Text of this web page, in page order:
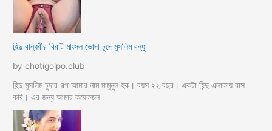
হিন্দু বান্ধবীর বিরাট মাংসল ভোদা চুদে মুসলিম বন্ধু
by chotigolpo.club
হিন্দু মুসলিম চুদার গল্প আমার নাম মামুনুল হক। বয়স ২২ বছর। একটা হিন্দু এলাকায় বাস
করি। এর জন্য আমার কয়েকজন